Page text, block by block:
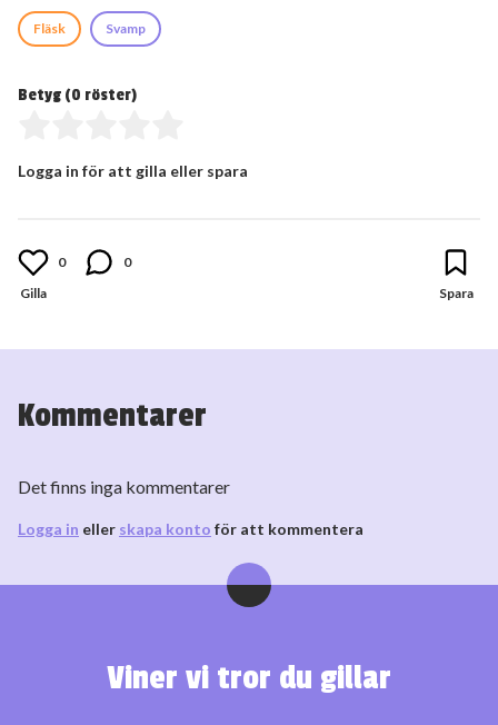
Fläsk Svamp
Betyg (0 röster)
Logga in för att gilla eller spara
0 0
Kommentarer
Det finns inga kommentarer
Logga in eller skapa konto för att kommentera
Viner vi tror du gillar